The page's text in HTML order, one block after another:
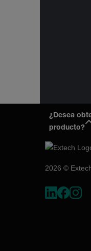
¿Desea
producto?
2026 ©